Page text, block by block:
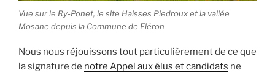
Vue sur le Ry-Ponet, le site Haisses Piedroux et la vallée
Mosane depuis la Commune de Fléron
Nous nous réjouissons tout particulièrement de ce que
la signature de notre Appel aux élus et candidats ne